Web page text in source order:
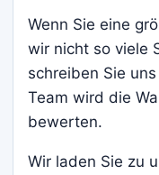
Wenn Sie eine
wir nicht so viele
schreiben Sie
Team wird die
bewerten.
Wir laden Sie zu